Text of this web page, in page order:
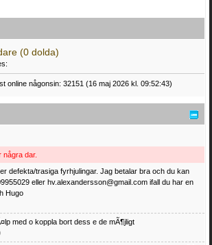
(0 dolda)
online någonsin: 32151 (16 maj 2026 kl. 09:52:43)
några dar.
defekta/trasiga fyrhjulingar. Jag betalar bra och du kan
0709955029 eller hv.alexandersson@gmail.com ifall du har en
Hugo
med o koppla bort dess e de mÃ¶jligt